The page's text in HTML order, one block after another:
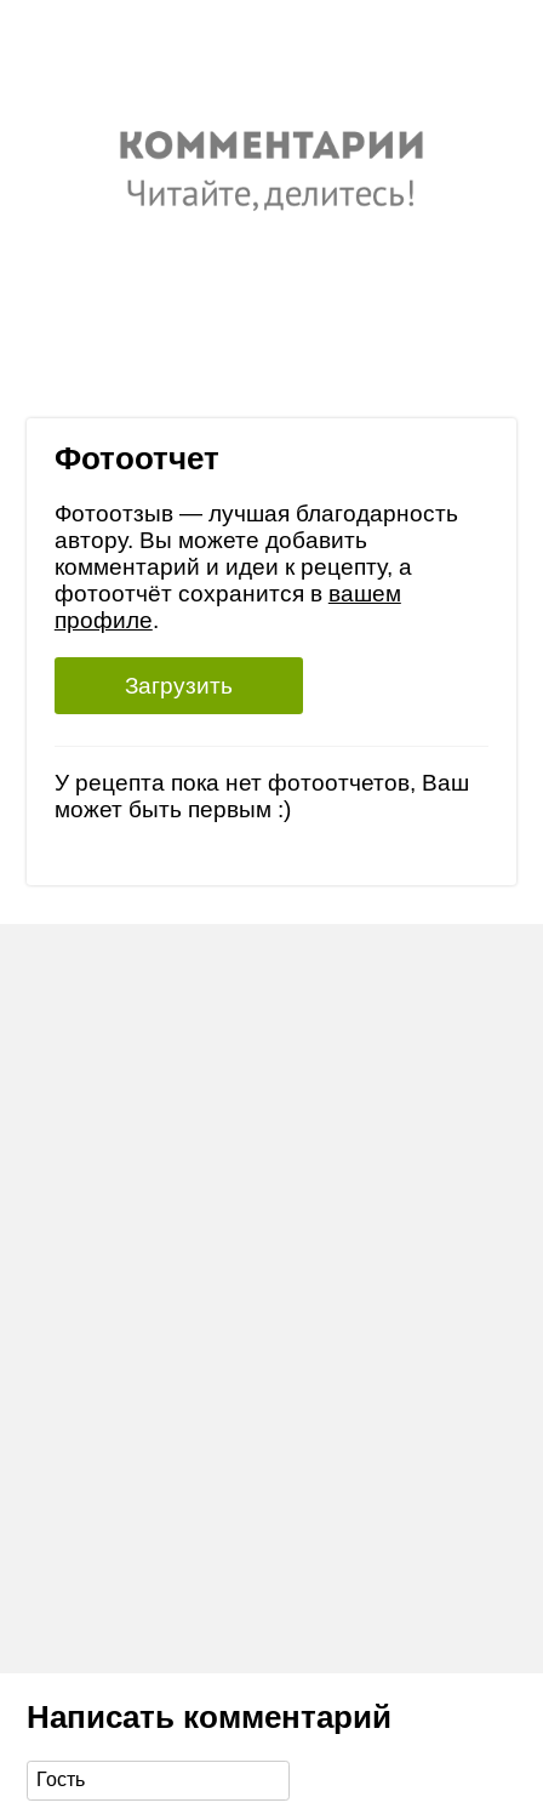
Фотоотчет
Фотоотзыв — лучшая благодарность
автору. Вы можете добавить
комментарий и идеи к рецепту, а
фотоотчёт сохранится в вашем
профиле.
Загрузить
У рецепта пока нет фотоотчетов, Ваш
может быть первым :)
Написать комментарий